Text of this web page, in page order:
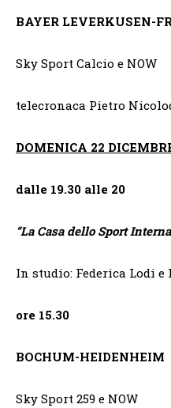
BAYER LEVERKUSEN-
Sky Sport Calcio e NOW
telecronaca Pietro
DOMENICA 22
dalle 19.30 alle 20
“La Casa dello Sport
In studio: Federica Lodi e
ore 15.30
BOCHUM-HEIDENHEIM
Sky Sport 259 e NOW